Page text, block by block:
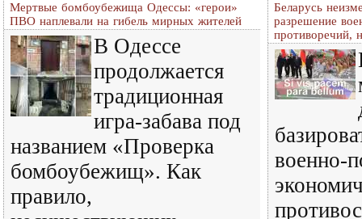
Мертвые бомбоубежища Одессы: «герои»
ПВО наплевали на гибель мирных жителей
В Одессе
продолжается
традиционная
игра-забава под
названием «Проверка
бомбоубежищ». Как
правило,
Беларусь
разрешение
противоречий,
военно-